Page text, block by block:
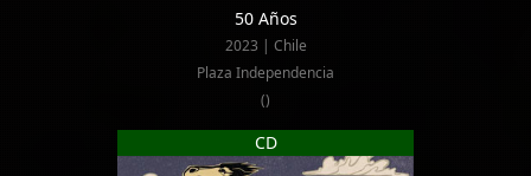
50 Años
2023 | Chile
Plaza Independencia
()
CD